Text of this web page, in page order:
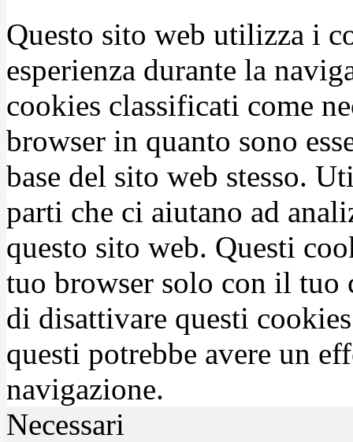
Questo sito web utilizza i
esperienza durante la
cookies classificati come
browser in quanto sono
base del sito web stesso.
parti che ci aiutano ad
questo sito web. Questi
tuo browser solo con il tuo
di disattivare questi
questi potrebbe avere un
navigazione.
Necessari